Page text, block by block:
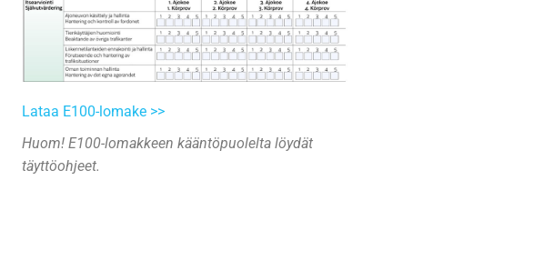
Lataa E100-lomake >>
Huom! E100-lomakkeen kääntöpuolelta löydät
täyttöohjeet.